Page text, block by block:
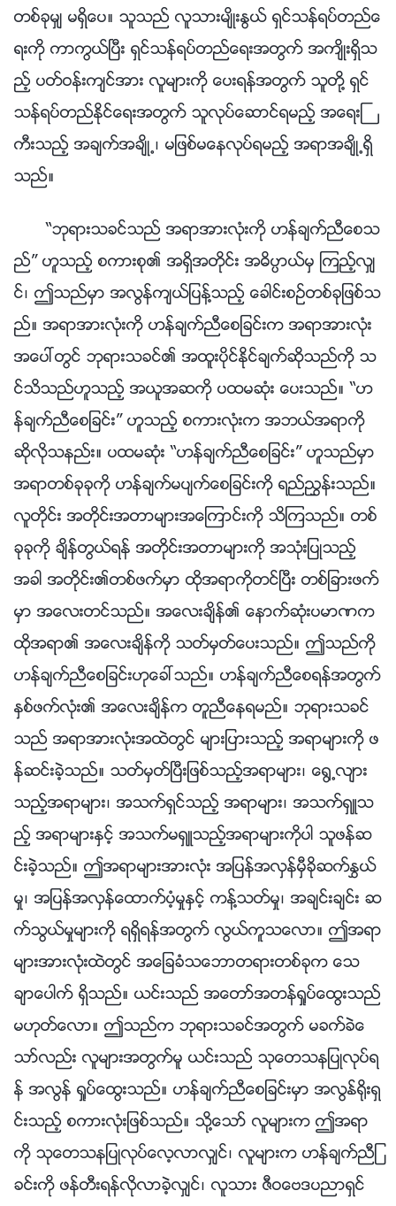
တစ္ခုမွ် မရွိေပ။ သူသည္ လူသားမ်ိဳးႏြယ္ ရွင္သန္ရပ္တည္ေ
ရးကို ကာကြယ္ၿပီး ရွင္သန္ရပ္တည္ေရးအတြက္ အက်ိဳးရွိသ
ည့္ ပတ္ဝန္းက်င္အား လူမ်ားကို ေပးရန္အတြက္ သူတို႔ ရွင္
သန္ရပ္တည္ႏိုင္ေရးအတြက္ သူလုပ္ေဆာင္ရမည့္ အေရးႀ
ကီးသည့္ အခ်က္အခ်ိဳ႕၊ မျဖစ္မေနလုပ္ရမည့္ အရာအခ်ိဳ႕ရွိ
သည္။
“ဘုရားသခင္သည္ အရာအားလုံးကို ဟန္ခ်က္ညီေစသ
ည္” ဟူသည့္ စကားစု၏ အရွိအတိုင္း အဓိပၸာယ္မွ ၾကည့္လွ်
င္၊ ဤသည္မွာ အလြန္က်ယ္ျပန္႔သည့္ ေခါင္းစဥ္တစ္ခုျဖစ္သ
ည္။ အရာအားလုံးကို ဟန္ခ်က္ညီေစျခင္းက အရာအားလုံး
အေပၚတြင္ ဘုရားသခင္၏ အထူးပိုင္ႏိုင္ခ်က္ဆိုသည္ကို သ
င္သိသည္ဟူသည့္ အယူအဆကို ပထမဆုံး ေပးသည္။ “ဟ
န္ခ်က္ညီေစျခင္း” ဟူသည့္ စကားလုံးက အဘယ္အရာကို
ဆိုလိုသနည္း။ ပထမဆုံး “ဟန္ခ်က္ညီေစျခင္း” ဟူသည္မွာ
အရာတစ္ခုခုကို ဟန္ခ်က္မပ်က္ေစျခင္းကို ရည္ၫႊန္းသည္။
လူတိုင္း အတိုင္းအတာမ်ားအေၾကာင္းကို သိၾကသည္။ တစ္
ခုခုကို ခ်ိန္တြယ္ရန္ အတိုင္းအတာမ်ားကို အသုံးျပဳသည့္
အခါ အတိုင္း၏တစ္ဖက္မွာ ထိုအရာကိုတင္ၿပီး တစ္ျခားဖက္
မွာ အေလးတင္သည္။ အေလးခ်ိန္၏ ေနာက္ဆုံးပမာဏက
ထိုအရာ၏ အေလးခ်ိန္ကို သတ္မွတ္ေပးသည္။ ဤသည္ကို
ဟန္ခ်က္ညီေစျခင္းဟုေခၚသည္။ ဟန္ခ်က္ညီေစရန္အတြက္
ႏွစ္ဖက္လုံး၏ အေလးခ်ိန္က တူညီေနရမည္။ ဘုရားသခင္
သည္ အရာအားလုံးအထဲတြင္ မ်ားျပားသည့္ အရာမ်ားကို ဖ
န္ဆင္းခဲ့သည္။ သတ္မွတ္ၿပီးျဖစ္သည့္အရာမ်ား၊ ေ႐ြ႕လ်ား
သည့္အရာမ်ား၊ အသက္ရွင္သည့္ အရာမ်ား၊ အသက္ရွဴသ
ည့္ အရာမ်ားႏွင့္ အသက္မရွဴသည့္အရာမ်ားကိုပါ သူဖန္ဆ
င္းခဲ့သည္။ ဤအရာမ်ားအားလုံး အျပန္အလွန္မွီခိုဆက္ႏႊယ္
မႈ၊ အျပန္အလွန္ေထာက္ပံ့မႈႏွင့္ ကန္႔သတ္မႈ၊ အခ်င္းခ်င္း ဆ
က္သြယ္မႈမ်ားကို ရရွိရန္အတြက္ လြယ္ကူသေလာ။ ဤအရာ
မ်ားအားလုံးထဲတြင္ အေျခခံသေဘာတရားတစ္ခုက ေသ
ခ်ာေပါက္ ရွိသည္။ ယင္းသည္ အေတာ္အတန္ရႈပ္ေထြးသည္
မဟုတ္ေလာ။ ဤသည္က ဘုရားသခင္အတြက္ မခက္ခဲေ
သာ္လည္း လူမ်ားအတြက္မူ ယင္းသည္ သုေတသနျပဳလုပ္ရ
န္ အလြန္ ရႈပ္ေထြးသည္။ ဟန္ခ်က္ညီေစျခင္းမွာ အလြန္႐ိုးရွ
င္းသည့္ စကားလုံးျဖစ္သည္။ သို႔ေသာ္ လူမ်ားက ဤအရာ
ကို သုေတသနျပဳလုပ္ေလ့လာလွ်င္၊ လူမ်ားက ဟန္ခ်က္ညီျ
ခင္းကို ဖန္တီးရန္လိုလာခဲ့လွ်င္၊ လူသား ဇီဝေဗဒပညာရွင္